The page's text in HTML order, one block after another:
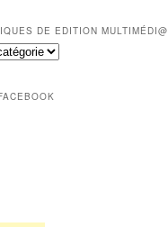
DE EDITION MULTIMÉDI@